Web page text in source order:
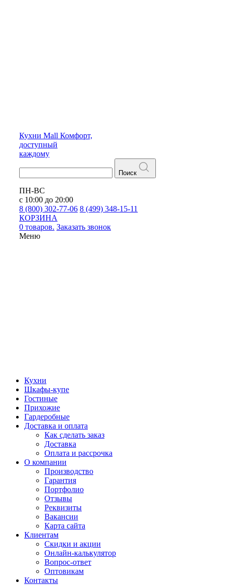
Кухни Mall Комфорт,
доступный
каждому
Поиск
ПН-ВС
с 10:00 до 20:00
8 (800) 302-77-06 8 (499) 348-15-11
КОРЗИНА
0 товаров. Заказать звонок
Меню
Кухни
Шкафы-купе
Гостиные
Прихожие
Гардеробные
Доставка и оплата
Как сделать заказ
Доставка
Оплата и рассрочка
О компании
Производство
Гарантия
Портфолио
Отзывы
Реквизиты
Вакансии
Карта сайта
Клиентам
Скидки и акции
Онлайн-калькулятор
Вопрос-ответ
Оптовикам
Контакты